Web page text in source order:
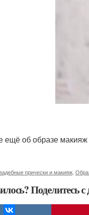
ещё об образе макияж
прически и макияж
Поделитесь с